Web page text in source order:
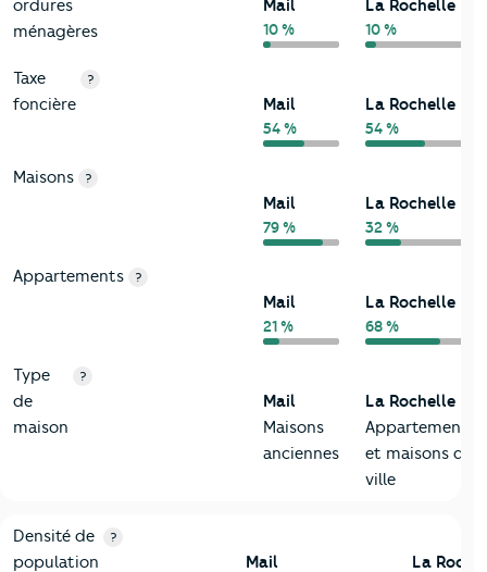
ordures
ménagères
Mail
10 %
La Rochelle
10 %
Taxe
foncière
?
Mail
54 %
La Rochelle
54 %
Maisons ?
Mail
79 %
La Rochelle
32 %
Appartements ?
Mail
21 %
La Rochelle
68 %
Type
de
maison
?
Mail
Maisons
anciennes
La Rochelle
Appartements
et maisons de
ville
2-Habitants
Critères Mail
Densité de
population
?
Mail La